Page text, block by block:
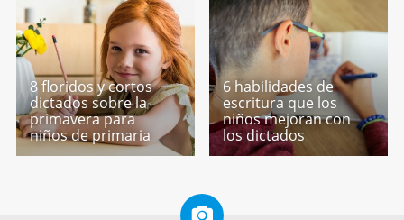
8 floridos y cortos
dictados sobre la
primavera para
niños de primaria
6 habilidades de
escritura que los
niños mejoran con
los dictados